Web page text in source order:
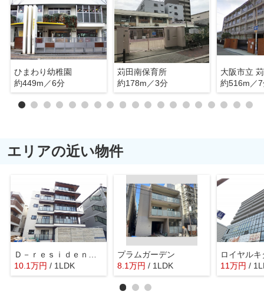
ひまわり幼稚園
約449m／6分
苅田南保育所
約178m／3分
大阪市立
約516m／
エリアの近い物件
Ｄ－ｒｅｓｉｄｅｎｃｅ長居
10.1万円 / 1LDK
プラムガーデン
8.1万円 / 1LDK
ロイヤルキ
11万円 /